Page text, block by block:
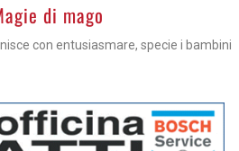
di mago
con entusiasmare, specie i bambini